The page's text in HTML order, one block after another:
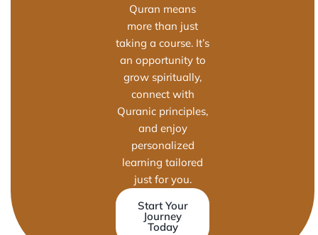
Quran means
more than just
taking a course. It’s
an opportunity to
grow spiritually,
connect with
Quranic principles,
and enjoy
personalized
learning tailored
just for you.
Start Your
Journey
Today